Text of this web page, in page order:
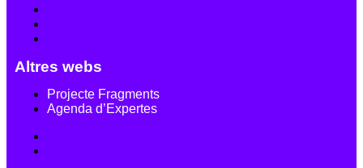
Altres webs
Projecte Fragments
Agenda d’Expertes